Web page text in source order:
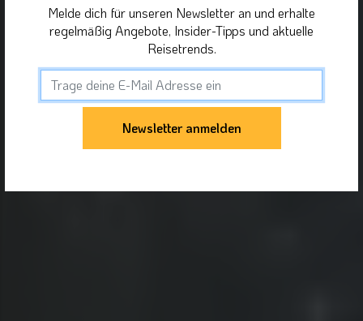
Melde dich für unseren Newsletter an und erhalte
regelmäßig Angebote, Insider-Tipps und aktuelle
Reisetrends.